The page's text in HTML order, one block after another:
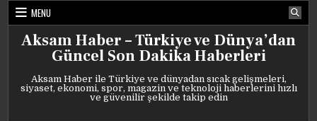
Skip
content
MENU
Aksam Haber – Türkiye ve Dünya’dan
Güncel Son Dakika Haberleri
Aksam Haber ile Türkiye ve dünyadan sıcak gelişmeleri,
siyaset, ekonomi, spor, magazin ve teknoloji haberlerini hızlı
ve güvenilir şekilde takip edin